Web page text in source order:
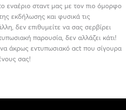
εναέριο σταντ μας με τον πιο όμορφο
εκδήλωσης και φυσικά τις
δεν επιθυμείτε να σας σερβίρει
παρουσία, δεν αλλάζει κάτι!
άκρως εντυπωσιακό act που σίγουρα
σας!